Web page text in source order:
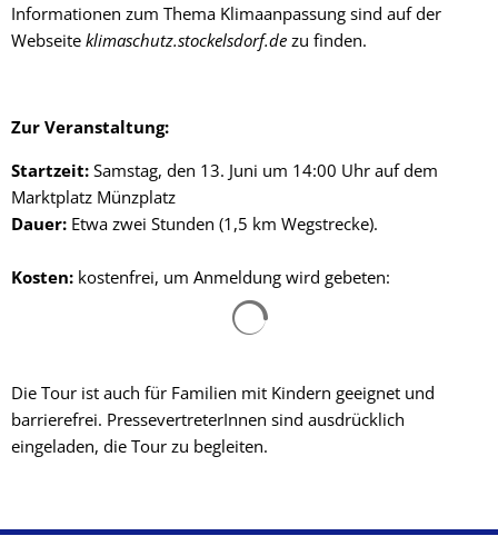
Informationen zum Thema Klimaanpassung sind auf der
Webseite klimaschutz.stockelsdorf.de zu finden.
Zur Veranstaltung:
Startzeit: Samstag, den 13. Juni um 14:00 Uhr auf dem
Marktplatz Münzplatz
Dauer: Etwa zwei Stunden (1,5 km Wegstrecke).
Kosten: kostenfrei, um Anmeldung wird gebeten:
Die Tour ist auch für Familien mit Kindern geeignet und
barrierefrei. PressevertreterInnen sind ausdrücklich
eingeladen, die Tour zu begleiten.